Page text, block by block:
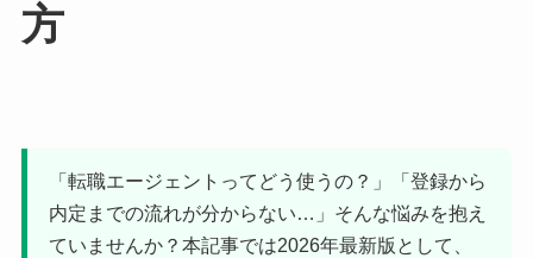
方
「転職エージェントってどう使うの？」「登録から
内定までの流れが分からない…」そんな悩みを抱え
ていませんか？本記事では2026年最新版として、